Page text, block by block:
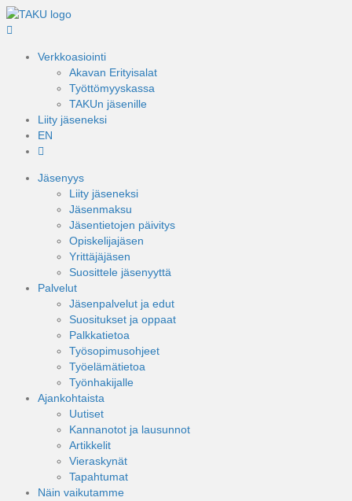
Verkkoasiointi
Akavan Erityisalat
Työttömyyskassa
TAKUn jäsenille
Liity jäseneksi
EN
Jäsenyys
Liity jäseneksi
Jäsenmaksu
Jäsentietojen päivitys
Opiskelijajäsen
Yrittäjäjäsen
Suosittele jäsenyyttä
Palvelut
Jäsenpalvelut ja edut
Suositukset ja oppaat
Palkkatietoa
Työsopimusohjeet
Työelämätietoa
Työnhakijalle
Ajankohtaista
Uutiset
Kannanotot ja lausunnot
Artikkelit
Vieraskynät
Tapahtumat
Näin vaikutamme